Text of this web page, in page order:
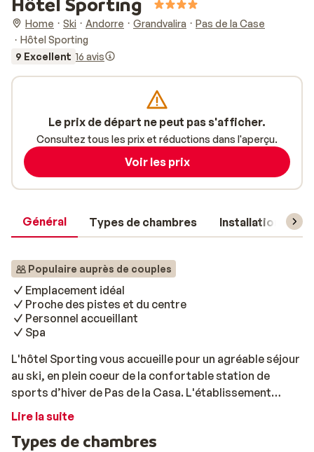
Home Ski Andorre Grandvalira
Pas de la Case
Hôtel Sporting
9 Excellent 16 avis
Général Types de chambres Installations
Populaire auprès de couples
Emplacement idéal
Proche des pistes et du centre
Personnel accueillant
Spa
L'hôtel Sporting vous accueille pour un agréable séjour
au ski, en plein coeur de la confortable station de
sports d’hiver de Pas de la Casa. L'établissement
surplombe les remontées mécaniques menant aux
profiter des sports d'hiver en Andorre. De nombreux
Lire la suite
Types de chambres
Le prix de départ ne peut pas s'afficher.
Consultez tous les prix et réductions dans l'aperçu.
Voir les prix